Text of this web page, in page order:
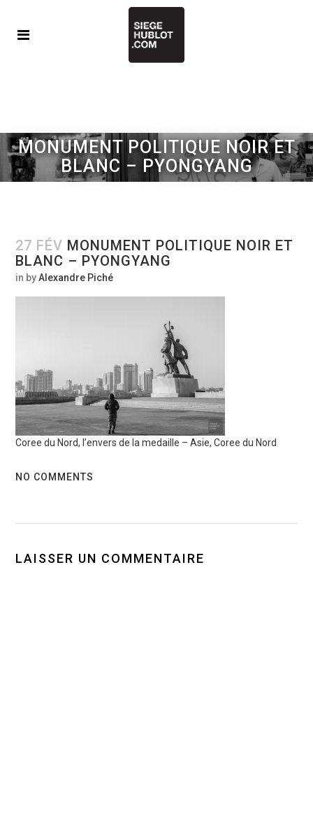
MONUMENT POLITIQUE NOIR ET
BLANC – PYONGYANG
27 FÉV MONUMENT POLITIQUE NOIR ET
BLANC – PYONGYANG
in byAlexandre Piché
Coree du Nord, l’envers de la medaille – Asie, Coree du Nord
NO COMMENTS
LAISSER UN COMMENTAIRE